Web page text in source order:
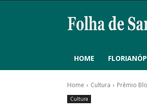
HOME
Home Cultura Prêmio
Cultura